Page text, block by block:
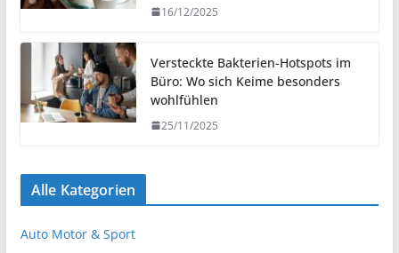
16/12/2025
Versteckte Bakterien-Hotspots im
Büro: Wo sich Keime besonders
wohlfühlen
25/11/2025
Alle Kategorien
Auto Motor & Sport